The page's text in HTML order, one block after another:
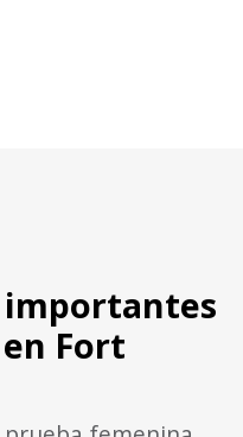
importantes
Fort